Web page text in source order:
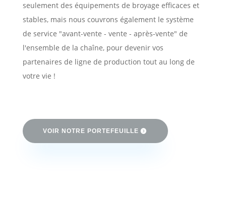
seulement des équipements de broyage efficaces et
stables, mais nous couvrons également le système
de service "avant-vente - vente - après-vente" de
l'ensemble de la chaîne, pour devenir vos
partenaires de ligne de production tout au long de
votre vie !
VOIR NOTRE PORTEFEUILLE